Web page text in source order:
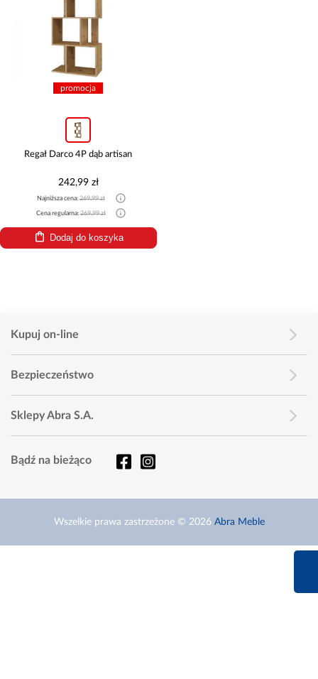
promocja
Regał Darco 4P dąb artisan
242,99 zł
Najniższa cena:269,99 zł
Cena regularna:269,99 zł
Dodaj do koszyka
Kupuj on-line
Bezpieczeństwo
Sklepy Abra S.A.
Bądź na bieżąco
Wszelkie prawa zastrzeżone © 2026 Abra Meble